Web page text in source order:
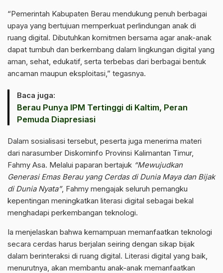
“Pemerintah Kabupaten Berau mendukung penuh berbagai
upaya yang bertujuan memperkuat perlindungan anak di
ruang digital. Dibutuhkan komitmen bersama agar anak-anak
dapat tumbuh dan berkembang dalam lingkungan digital yang
aman, sehat, edukatif, serta terbebas dari berbagai bentuk
ancaman maupun eksploitasi,” tegasnya.
Baca juga:
Berau Punya IPM Tertinggi di Kaltim, Peran
Pemuda Diapresiasi
Dalam sosialisasi tersebut, peserta juga menerima materi
dari narasumber Diskominfo Provinsi Kalimantan Timur,
Fahmy Asa. Melalui paparan bertajuk “Mewujudkan
Generasi Emas Berau yang Cerdas di Dunia Maya dan Bijak
di Dunia Nyata”, Fahmy mengajak seluruh pemangku
kepentingan meningkatkan literasi digital sebagai bekal
menghadapi perkembangan teknologi.
Ia menjelaskan bahwa kemampuan memanfaatkan teknologi
secara cerdas harus berjalan seiring dengan sikap bijak
dalam berinteraksi di ruang digital. Literasi digital yang baik,
menurutnya, akan membantu anak-anak memanfaatkan